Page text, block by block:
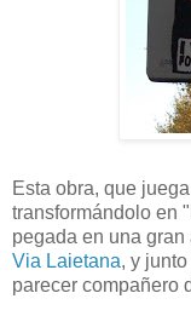
Esta obra, que
transformándolo en
pegada en una
Via Laietana, y
parecer compañero